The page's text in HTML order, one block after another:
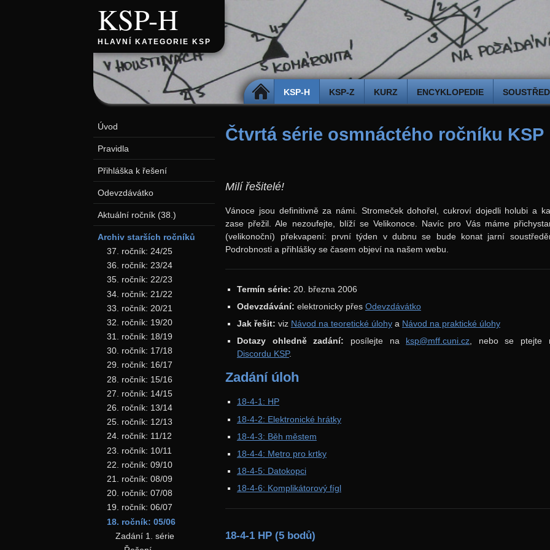
KSP-H
HLAVNÍ KATEGORIE KSP
DOMŮ KSP-H KSP-Z KURZ ENCYKLOPEDIE
Čtvrtá série osmnáctého ročníku KSP
Milí řešitelé!
Vánoce jsou definitivně za námi. Stromeček dohořel, cukroví dojedli holubi a
zase přežil. Ale nezoufejte, blíží se Velikonoce. Navíc pro Vás máme
(velikonoční) překvapení: první týden v dubnu se bude konat jarní
Podrobnosti a přihlášky se časem objeví na našem webu.
Termín série: 20. března 2006
Odevzdávání: elektronicky přes Odevzdávátko
Jak řešit: viz Návod na teoretické úlohya Návod na praktické úlohy
Dotazy ohledně zadání: posílejte na ksp@mff.cuni.cz, nebo se ptejte
Discordu KSP.
Zadání úloh
18-4-1: HP
18-4-2: Elektronické hrátky
18-4-3: Běh městem
18-4-4: Metro pro krtky
18-4-5: Datokopci
18-4-6: Komplikátorový fígl
18-4-1 HP (5 bodů)
Úvod
Pravidla
Přihláška k řešení
Odevzdávátko
Aktuální ročník (38.)
Archiv starších ročníků
37. ročník: 24/25
36. ročník: 23/24
35. ročník: 22/23
34. ročník: 21/22
33. ročník: 20/21
32. ročník: 19/20
31. ročník: 18/19
30. ročník: 17/18
29. ročník: 16/17
28. ročník: 15/16
27. ročník: 14/15
26. ročník: 13/14
25. ročník: 12/13
24. ročník: 11/12
23. ročník: 10/11
22. ročník: 09/10
21. ročník: 08/09
20. ročník: 07/08
19. ročník: 06/07
18. ročník: 05/06
Zadání 1. série